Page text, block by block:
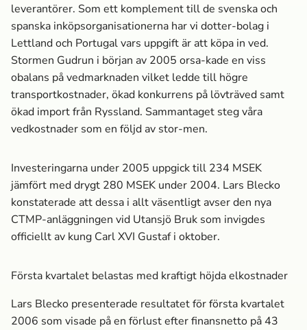
leverantörer. Som ett komplement till de svenska och
spanska inköpsorganisationerna har vi dotter-bolag i
Lettland och Portugal vars uppgift är att köpa in ved.
Stormen Gudrun i början av 2005 orsa-kade en viss
obalans på vedmarknaden vilket ledde till högre
transportkostnader, ökad konkurrens­ på lövträved samt
ökad import från Ryssland. Sammantaget steg våra
vedkostnader som en följd av stor-men.
Investeringarna under 2005 uppgick till 234 MSEK
jämfört med drygt 280 MSEK under 2004. Lars Blecko
konstaterade att dessa i allt väsentligt avser den nya
CTMP-anläggningen vid Utansjö Bruk som invigdes
officiellt av kung Carl XVI Gustaf i oktober.
Första kvartalet belastas med kraftigt höjda elkostnader
Lars Blecko presenterade resultatet för första kvartalet
2006 som visade på en förlust efter finansnetto på 43